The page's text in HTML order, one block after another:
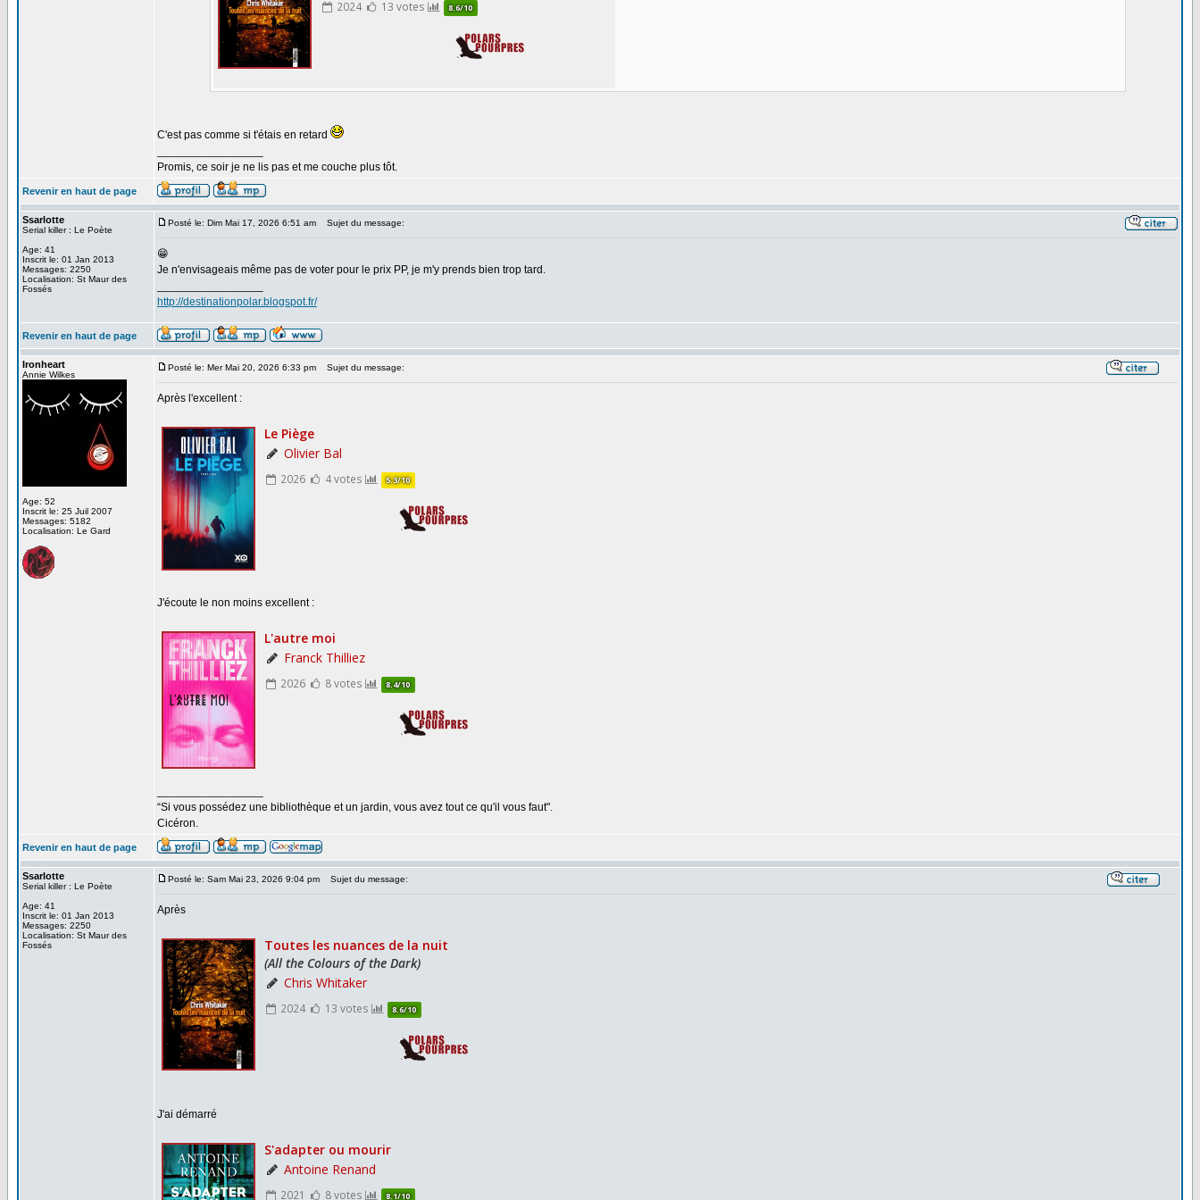
C'est pas comme si t'étais en retard
Promis, ce soir je ne lis pas et me couche plus tôt.
Revenir en haut de page
Ssarlotte
Serial killer : Le Poète
Age: 41
Inscrit le: 01 Jan 2013
Messages: 2250
Localisation: St Maur des
Fossés
Posté le: Dim Mai 17, 2026 6:51 am Sujet du message:
😁
Je n'envisageais même pas de voter pour le prix PP, je m'y prends bien trop tard.
http://destinationpolar.blogspot.fr/
Revenir en haut de page
Ironheart
Annie Wilkes
Age: 52
Inscrit le: 25 Juil 2007
Messages: 5182
Localisation: Le Gard
Posté le: Mer Mai 20, 2026 6:33 pm Sujet du message:
Après l'excellent :
J'écoute le non moins excellent :
“Si vous possédez une bibliothèque et un jardin, vous avez tout ce qu'il vous faut".
Cicéron.
Revenir en haut de page
Ssarlotte
Serial killer : Le Poète
Age: 41
Inscrit le: 01 Jan 2013
Messages: 2250
Localisation: St Maur des
Fossés
Posté le: Sam Mai 23, 2026 9:04 pm Sujet du message:
Après
J'ai démarré